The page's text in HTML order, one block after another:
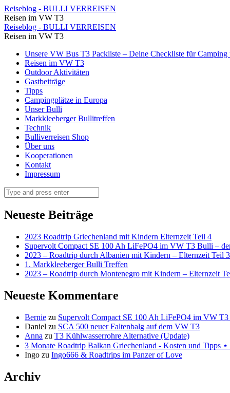
Verreisen
Archive
⋆
Seite
von
Reiseblog
BULLI
VERREISEN
Reiseblog - BULLI VERREISEN
Reisen im VW T3
Verreisen
Archive
Seite
von
Reiseblog
BULLI
VERREISEN
Reiseblog - BULLI VERREISEN
Reisen im VW T3
Skip
content
Unsere VW Bus T3 Packliste – Deine Checkliste für Camping
Reisen im VW T3
Outdoor Aktivitäten
Gastbeiträge
Tipps
Campingplätze in Europa
Unser Bulli
Markkleeberger Bullitreffen
Technik
Bulliverreisen Shop
Über uns
Kooperationen
Kontakt
Impressum
Search
Neueste Beiträge
2023 Roadtrip Griechenland mit Kindern Elternzeit Teil 4
Supervolt Compact SE 100 Ah LiFePO4 im VW T3 Bulli –
2023 – Roadtrip durch Albanien mit Kindern – Elternzeit Teil 3
1. Markkleeberger Bulli Treffen
2023 – Roadtrip durch Montenegro mit Kindern – Elternzeit
Neueste Kommentare
Bernie zu Supervolt Compact SE 100 Ah LiFePO4 im VW
Daniel zu SCA 500 neuer Faltenbalg auf dem VW T3
Anna zu T3 Kühlwasserrohre Alternative (Update)
3 Monate Roadtrip Balkan Griechenland - Kosten und Tipps
Ingo zu Ingo666 & Roadtrips im Panzer of Love
Archiv